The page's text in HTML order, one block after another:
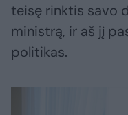
teisę rinktis savo
ministrą, ir aš jį
politikas.